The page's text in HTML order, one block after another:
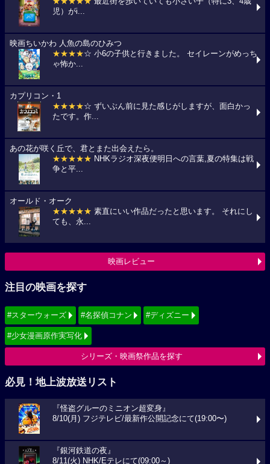
児）がi...
映画ちいかわ 人魚の島のひみつ
★★★★☆ 小6の子供と行きました。 セイレーンがめっち
ゃ怖か...
カプリコン・1
★★★★☆ ずいぶん前に見た感じがしますが、面白かっ
たです。作...
あの花が咲く丘で、君とまた出会えたら。
★★★★★ NHKラジオ深夜便明日への言葉,夏の特集は戦
争と平...
オールド・オーク
★★★★★ 素直にいい作品だったと思います。 それにし
ても、永...
映画レビュー
注目の映画を探す
#スターウォーズ #名探偵コナン #ディズニー
#少女漫画原作実写化
シリーズ・映画祭作品を探す
必見！地上波放送リスト
『怪盗グルーのミニオン超変身』
8/10(月) フジテレビ/最新作公開記念にて(19:00〜)
『銀河鉄道の夜』
8/11(火) NHK/Eテレにて(09:00～)